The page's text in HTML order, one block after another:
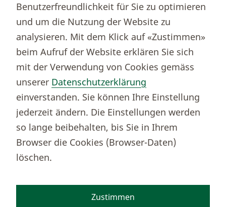
Börsenportal Yourmoney
Thurgauer Kantonalbank
Bankenclearingnr.
784
BIC (SWIFT)
KBTGCH22
Weitere TKB Nummern
Rechtliche Hinweise
Barrierefreiheit
Cookie-Einstellungen
FacebookInstagram
TikTokYoutube
Benutzerfreundlichkeit für Sie zu optimieren
und um die Nutzung der Website zu
analysieren. Mit dem Klick auf «Zustimmen»
beim Aufruf der Website erklären Sie sich
mit der Verwendung von Cookies gemäss
unserer Datenschutzerklärung
einverstanden. Sie können Ihre Einstellung
jederzeit ändern. Die Einstellungen werden
so lange beibehalten, bis Sie in Ihrem
Browser die Cookies (Browser-Daten)
löschen.
Zustimmen